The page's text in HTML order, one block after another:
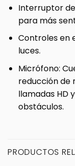
Interruptor de
para más
Controles en
luces.
Micrófono:
reducción de
llamadas HD
obstáculos.
PRODUCTOS